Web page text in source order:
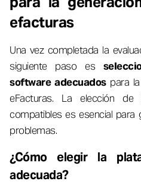
efacturas
Una vez completada la
siguiente paso es
software adecuados para
eFacturas. La elección de
compatibles es esencial para
problemas.
¿Cómo elegir la
adecuada?